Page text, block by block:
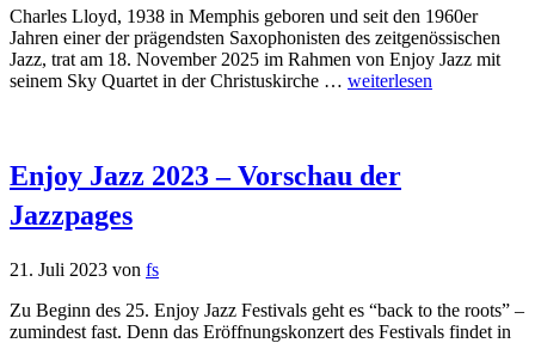
Charles Lloyd, 1938 in Memphis geboren und seit den 1960er
Jahren einer der prägendsten Saxophonisten des zeitgenössischen
Jazz, trat am 18. November 2025 im Rahmen von Enjoy Jazz mit
seinem Sky Quartet in der Christuskirche … weiterlesen
Enjoy Jazz 2023 – Vorschau der
Jazzpages
21. Juli 2023 von fs
Zu Beginn des 25. Enjoy Jazz Festivals geht es “back to the roots” –
zumindest fast. Denn das Eröffnungskonzert des Festivals findet in